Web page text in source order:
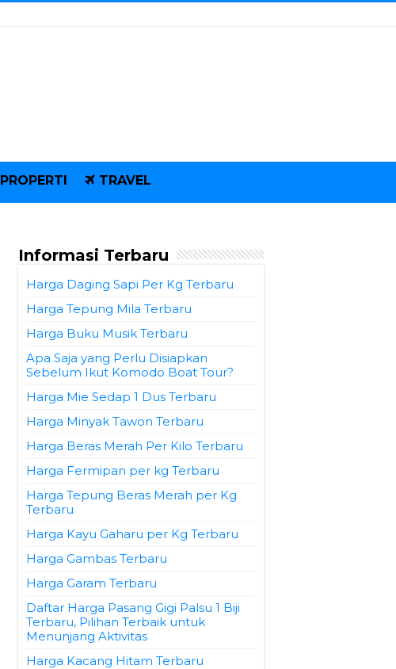
PROPERTI TRAVEL
Informasi Terbaru
Harga Daging Sapi Per Kg Terbaru
Harga Tepung Mila Terbaru
Harga Buku Musik Terbaru
Apa Saja yang Perlu Disiapkan
Sebelum Ikut Komodo Boat Tour?
Harga Mie Sedap 1 Dus Terbaru
Harga Minyak Tawon Terbaru
Harga Beras Merah Per Kilo Terbaru
Harga Fermipan per kg Terbaru
Harga Tepung Beras Merah per Kg
Terbaru
Harga Kayu Gaharu per Kg Terbaru
Harga Gambas Terbaru
Harga Garam Terbaru
Daftar Harga Pasang Gigi Palsu 1 Biji
Terbaru, Pilihan Terbaik untuk
Menunjang Aktivitas
Harga Kacang Hitam Terbaru